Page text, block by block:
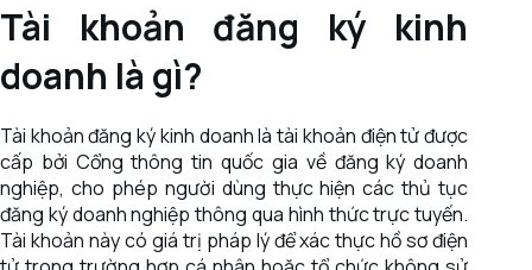
Tài khoản đăng ký kinh
doanh là gì?
Tài khoản đăng ký kinh doanh là tài khoản điện tử được
cấp bởi Cổng thông tin quốc gia về đăng ký doanh
nghiệp, cho phép người dùng thực hiện các thủ tục
đăng ký doanh nghiệp thông qua hình thức trực tuyến.
Tài khoản này có giá trị pháp lý để xác thực hồ sơ điện